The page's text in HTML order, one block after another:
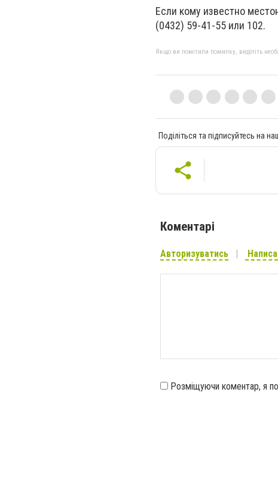
Если кому известно
(0432) 59-41-55 или 102.
Якщо ви помітили помилку, виділіть
Поділіться та підписуйтесь на
Коментарі
Авторизуватись
Розміщуючи коментар, я